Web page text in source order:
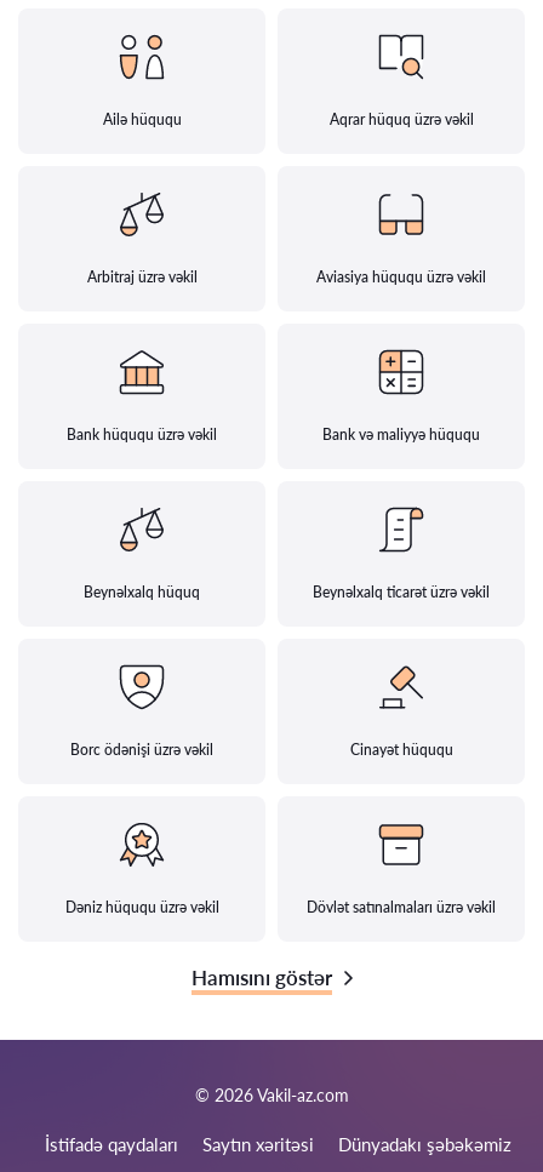
Ailə hüququ Aqrar hüquq üzrə vəkil
Arbitraj üzrə vəkil Aviasiya hüququ üzrə vəkil
Bank hüququ üzrə vəkil Bank və maliyyə hüququ
Beynəlxalq hüquq Beynəlxalq ticarət üzrə vəkil
Borc ödənişi üzrə vəkil Cinayət hüququ
Dəniz hüququ üzrə vəkil Dövlət satınalmaları üzrə vəkil
Hamısını göstər
© 2026 Vakil-az.com
İstifadə qaydaları Saytın xəritəsi Dünyadakı şəbəkəmiz